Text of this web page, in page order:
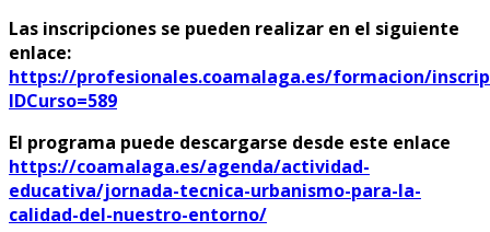
Las inscripciones se pueden realizar en el siguiente
enlace:
https://profesionales.coamalaga.es/formacion/
IDCurso=589
El programa puede descargarse desde este enlace
https://coamalaga.es/agenda/actividad-
educativa/jornada-tecnica-urbanismo-para-la-
calidad-del-nuestro-entorno/